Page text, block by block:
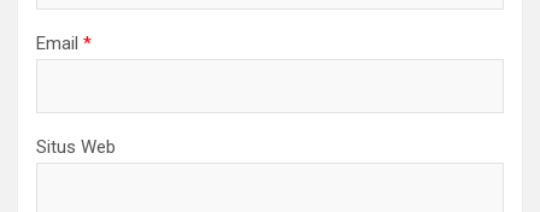
Email *
Situs Web